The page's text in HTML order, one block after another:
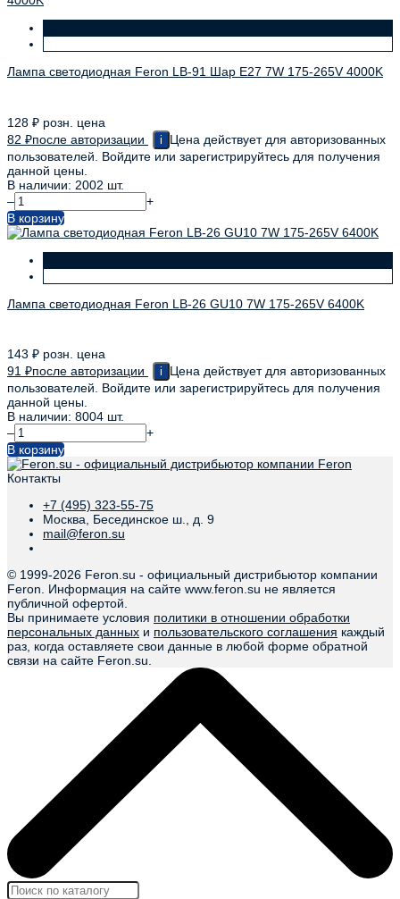
Лампа светодиодная Feron LB-91 Шар E27 7W 175-265V 4000K
128 ₽ розн. цена
82 ₽после авторизации i
Цена действует для авторизованных
пользователей. Войдите или зарегистрируйтесь для получения
данной цены.
В наличии: 2002 шт.
–
+
В корзину
Лампа светодиодная Feron LB-26 GU10 7W 175-265V 6400K
143 ₽ розн. цена
91 ₽после авторизации i
Цена действует для авторизованных
пользователей. Войдите или зарегистрируйтесь для получения
данной цены.
В наличии: 8004 шт.
–
+
В корзину
Контакты
+7 (495) 323-55-75
Москва, Бесединское ш., д. 9
mail@feron.su
© 1999-2026 Feron.su - официальный дистрибьютор компании
Feron. Информация на сайте www.feron.su не является
публичной офертой.
Вы принимаете условия политики в отношении обработки
персональных данных и пользовательского соглашения каждый
раз, когда оставляете свои данные в любой форме обратной
связи на сайте Feron.su.